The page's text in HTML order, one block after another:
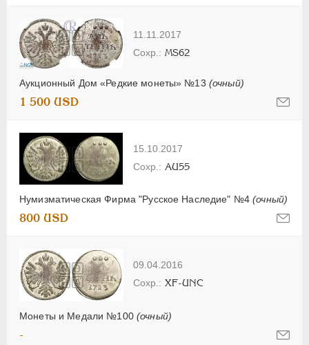
11.11.2017
Аукционный Дом «Редкие монеты» №13 (очный)
MS62
1 500 USD
15.10.2017
Нумизматическая Фирма "Русское Наследие" №4(очный)
AU55
800 USD
09.04.2016
Монеты и Медали №100 (очный)
XF-UNC
-